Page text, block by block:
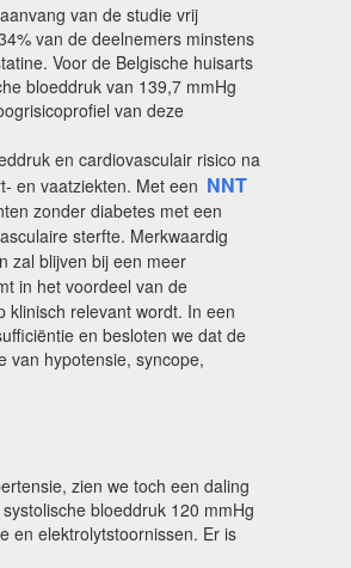
van de studie vrij
van de deelnemers minstens
Voor de Belgische huisarts
bloeddruk van 139,7 mmHg
van deze
en cardiovasculair risico na
en vaatziekten. Met een NNT
zonder diabetes met een
sterfte. Merkwaardig
zal blijven bij een meer
in het voordeel van de
klinisch relevant wordt. In een
en besloten we dat de
van hypotensie, syncope,
zien we toch een daling
bloeddruk 120 mmHg
en elektrolytstoornissen. Er is